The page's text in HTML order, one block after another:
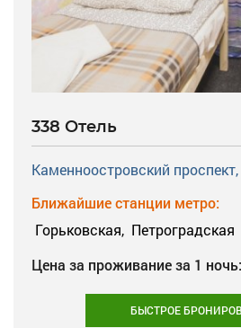
338 Отель
Каменноостровский
Ближайшие станции метро:
Горьковская, Петроградская
Цена за проживание за 1 ночь:
БЫСТРОЕ